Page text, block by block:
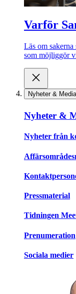
Varför
Läs om
som möjliggör
Nyheter & Media
Nyheter &
Nyheter från
Pressmaterial
Tidningen
Prenumeration
Sociala medier